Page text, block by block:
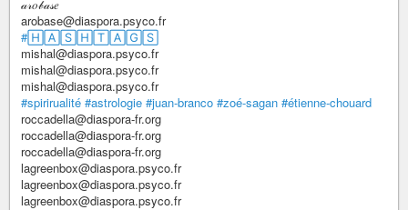
𝒶𝓇𝑜𝒷𝒶𝓈𝑒
arobase@diaspora.psyco.fr
#🄷🄰🅂🄷🅃🄰🄶🅂
mishal@diaspora.psyco.fr
mishal@diaspora.psyco.fr
mishal@diaspora.psyco.fr
#spirirualité #astrologie #juan-branco #zoé-sagan #étienne-chouard
roccadella@diaspora-fr.org
roccadella@diaspora-fr.org
roccadella@diaspora-fr.org
lagreenbox@diaspora.psyco.fr
lagreenbox@diaspora.psyco.fr
lagreenbox@diaspora.psyco.fr